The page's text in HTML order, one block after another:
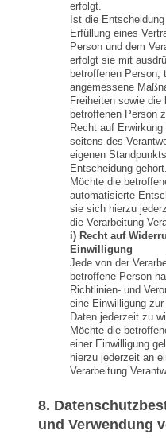
erfolgt.
Ist die
Erfüllung eines
Person und dem
erfolgt sie mit
betroffenen Person,
angemessene
Freiheiten sowie die
betroffenen Person
Recht auf
seitens des
eigenen
Entscheidung gehört.
Möchte die
automatisierte
sie sich hierzu
die Verarbeitung
i) Recht auf
Einwilligung
Jede von der
betroffene Person
Richtlinien- und
eine Einwilligung
Daten jederzeit zu
Möchte die
einer Einwilligung
hierzu jederzeit an
Verarbeitung
8.
und Verwendung